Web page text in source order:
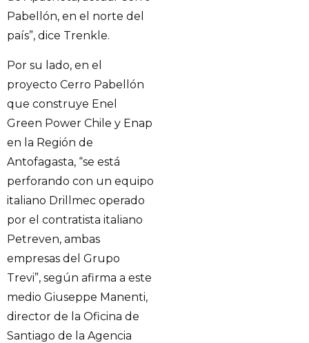
Pabellón, en el norte del
país”, dice Trenkle.
Por su lado, en el
proyecto Cerro Pabellón
que construye Enel
Green Power Chile y Enap
en la Región de
Antofagasta, “se está
perforando con un equipo
italiano Drillmec operado
por el contratista italiano
Petreven, ambas
empresas del Grupo
Trevi”, según afirma a este
medio Giuseppe Manenti,
director de la Oficina de
Santiago de la Agencia